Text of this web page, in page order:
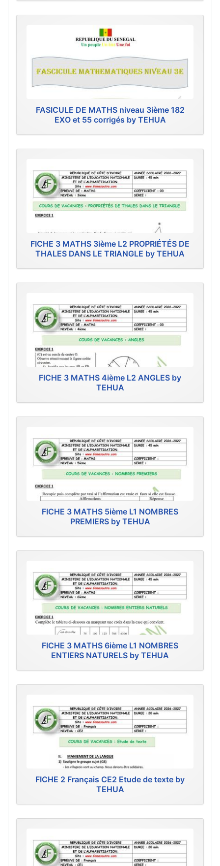
FASICULE DE MATHS niveau 3ième 182
EXO et 55 corrigés by TEHUA
FICHE 3 MATHS 3ième L2 PROPRIÉTÉS DE
THALES DANS LE TRIANGLE by TEHUA
FICHE 3 MATHS 4ième L2 ANGLES by
TEHUA
FICHE 3 MATHS 5ième L1 NOMBRES
PREMIERS by TEHUA
FICHE 3 MATHS 6ième L1 NOMBRES
ENTIERS NATURELS by TEHUA
FICHE 2 Français CE2 Etude de texte by
TEHUA